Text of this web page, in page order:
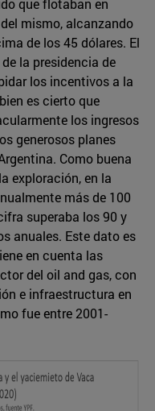
que flotaban en
mismo, alcanzando
de los 45 dólares. El
la presidencia de
los incentivos a la
es cierto que
los ingresos
generosos planes
Como buena
exploración, en la
más de 100
superaba los 90 y
anuales. Este dato es
en cuenta las
del oil and gas, con
e infraestructura en
fue entre 2001-